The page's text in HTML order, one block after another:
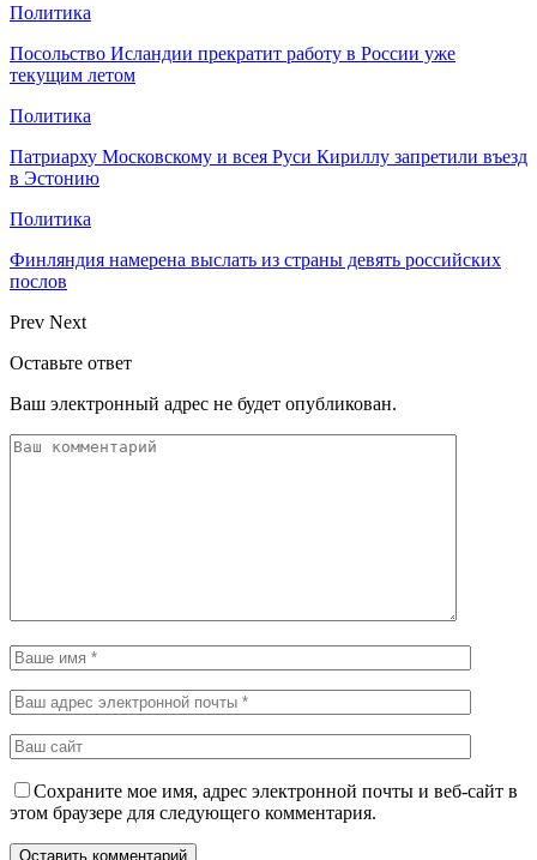
Политика
Посольство Исландии прекратит работу в России уже
текущим летом
Политика
Патриарху Московскому и всея Руси Кириллу запретили въезд
в Эстонию
Политика
Финляндия намерена выслать из страны девять российских
послов
Prev Next
Оставьте ответ
Ваш электронный адрес не будет опубликован.
Сохраните мое имя, адрес электронной почты и веб-сайт в
этом браузере для следующего комментария.